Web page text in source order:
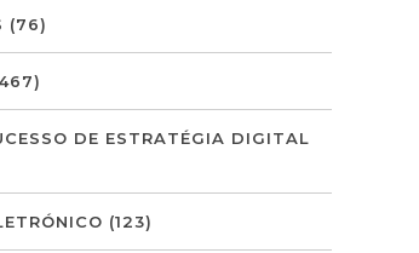
(76)
DE ESTRATÉGIA DIGITAL
(123)